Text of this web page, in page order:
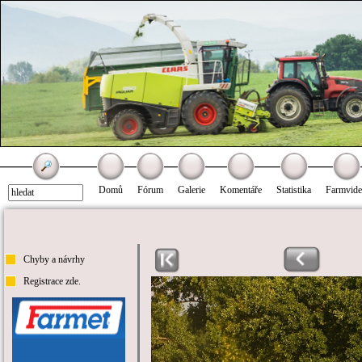
Domů Fórum Galerie Komentáře Statistika
Chyby a návrhy
Registrace zde.